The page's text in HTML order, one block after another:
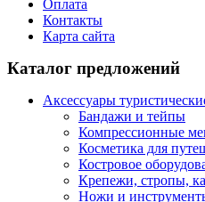
Оплата
Контакты
Карта сайта
Каталог предложений
Аксессуары
Бандажи и тейпы
Компрессионные
Косметика для
Костровое
Крепежи, стропы,
Ножи и